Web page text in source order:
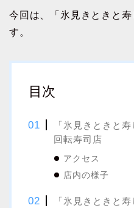
今回は、「氷見きときと
す。
目次
「氷見きときと
回転寿司店
アクセス
店内の様子
「氷見きときと